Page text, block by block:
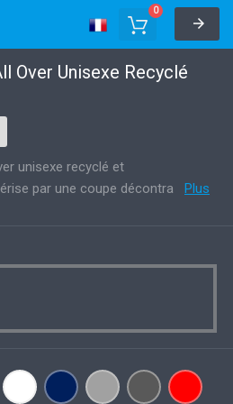
0
Over Unisexe Recyclé
unisexe recyclé et
par une coupe décontra
Plus
Options